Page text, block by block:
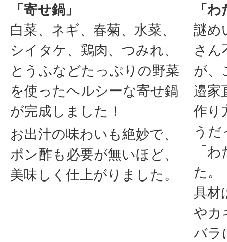
「寄せ鍋」
白菜、ネギ、春菊、水菜、
シイタケ、鶏肉、つみれ、
とうふなどたっぷりの野菜
を使ったヘルシーな寄せ鍋
が完成しました！
お出汁の味わいも絶妙で、
ポン酢も必要が無いほど、
美味しく仕上がりました。
「
謎め
さん
が、
邉家
作り
う
「
た。
具材
やカ
バラ